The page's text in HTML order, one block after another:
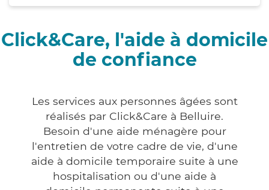
Click&Care, l'aide à domicile
de confiance
Les services aux personnes âgées sont
réalisés par Click&Care à Belluire.
Besoin d'une aide ménagère pour
l'entretien de votre cadre de vie, d'une
aide à domicile temporaire suite à une
hospitalisation ou d'une aide à